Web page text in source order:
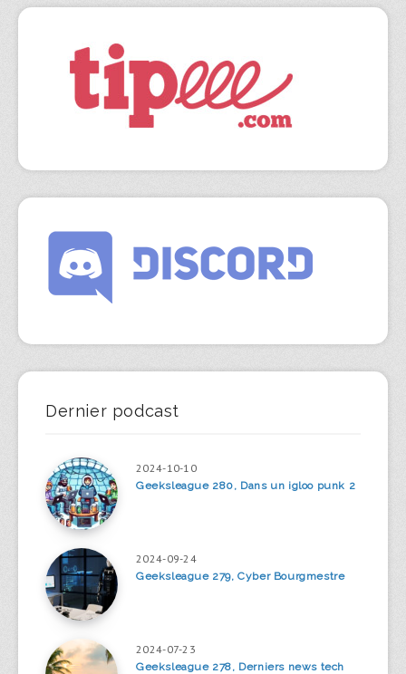
Dernier podcast
2024-10-10
Geeksleague 280, Dans un igloo punk 2
2024-09-24
Geeksleague 279, Cyber Bourgmestre
2024-07-23
Geeksleague 278, Derniers news tech